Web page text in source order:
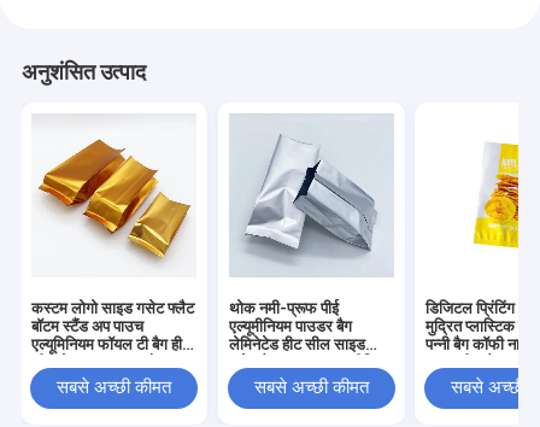
अनुशंसित उत्पाद
कस्टम लोगो साइड गसेट फ्लैट
बॉटम स्टैंड अप पाउच
एल्यूमिनियम फॉयल टी बैग हीट
प्लास्टिक खाद्य पैकेजिंग
सबसे अच्छी कीमत
थोक नमी-प्रूफ पीई
एल्यूमीनियम पाउडर बैग
लेमिनेटेड हीट सील साइड
फॉयल फॉर स्टोरेज
सबसे अच्छी कीमत
डिजिटल प्रिंटिंग
मुद्रित प्लास्टिक
पन्नी बैग कॉफी
सील बैगसबसे अच्छी